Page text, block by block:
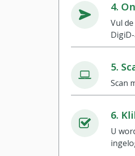
4.
Vul
5.
Scan
6.
U